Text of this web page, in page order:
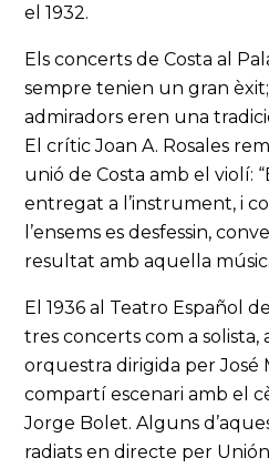
el 1932.
Els concerts de Costa al
sempre tenien un gran
admiradors eren una
El crític Joan A. Rosales
unió de Costa amb el violí:
entregat a l’instrument, i
l’ensems es desfessin,
resultat amb aquella
El 1936 al Teatro Español
tres concerts com a solista,
orquestra dirigida per José
compartí escenari amb el
Jorge Bolet. Alguns
radiats en directe per